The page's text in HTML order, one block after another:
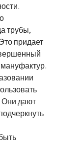
трубы,
придает
Они дают